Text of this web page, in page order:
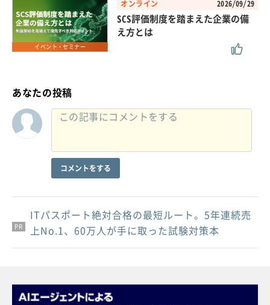
イベント・セミナー
オンライン 2026/09/29
SCS評価制度を踏まえた企業の備
え方とは
あなたの投稿
コメントをする
PR
PR
PR
ITパスポート絶対合格の最短ルート。5年連続売
上No.1、60万人が手に取った試験対策本